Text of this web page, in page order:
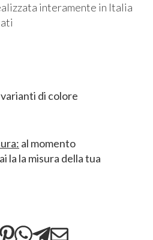
interamente in Italia
di colore
al momento
la la misura della tua